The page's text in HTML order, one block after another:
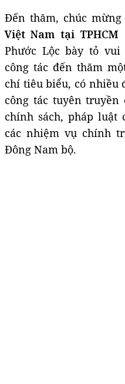
Đến thăm, chúc mừng
Việt Nam tại TPHCM
Phước Lộc bày tỏ
công tác đến thăm
chí tiêu biểu, có nhiều
công tác tuyên truyền
chính sách, pháp luật
các nhiệm vụ chính
Đông Nam bộ.